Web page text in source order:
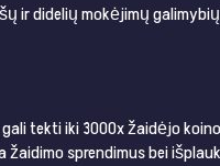
didelių mokėjimų
tekti iki 3000x žaidėjo
žaidimo sprendimus bei